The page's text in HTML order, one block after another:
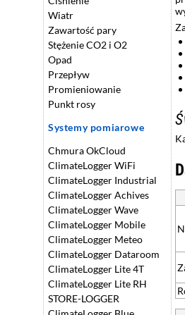
Wiatr
Zawartość pary
Stężenie CO2 i O2
Opad
Przepływ
Promieniowanie
Punkt rosy
Systemy pomiarowe
Chmura OkCloud
ClimateLogger WiFi
ClimateLogger Industrial
ClimateLogger Achives
ClimateLogger Wave
ClimateLogger Mobile
ClimateLogger Meteo
ClimateLogger Dataroom
ClimateLogger Lite 4T
ClimateLogger Lite RH
STORE-LOGGER